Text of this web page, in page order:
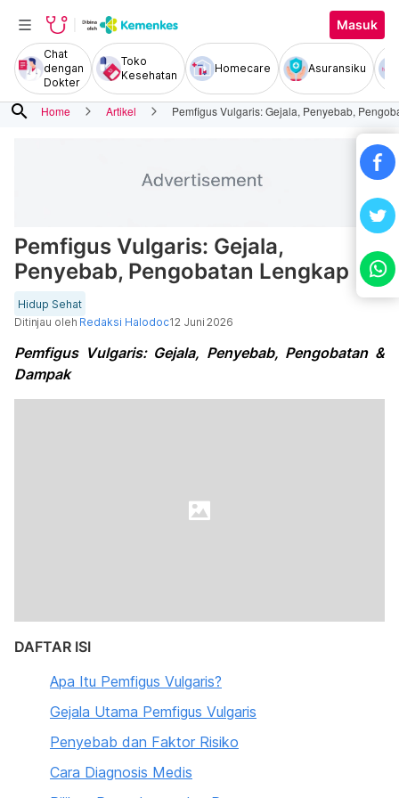
Masuk
Chat
dengan
Dokter
Toko
Kesehatan
Homecare Asuransiku
search Home Artikel Pemfigus Vulgaris: Gejala, Penyebab,
Pemfigus Vulgaris: Gejala,
Penyebab, Pengobatan Lengkap
Hidup Sehat
Ditinjau oleh Redaksi Halodoc12 Juni 2026
Pemfigus Vulgaris: Gejala, Penyebab, Pengobatan &
Dampak
DAFTAR ISI
Apa Itu Pemfigus Vulgaris?
Gejala Utama Pemfigus Vulgaris
Penyebab dan Faktor Risiko
Cara Diagnosis Medis